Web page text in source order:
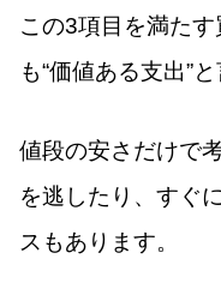
この3項目を満た
も“価値ある支出”
値段の安さだけで
を逃したり、すぐ
スもあります。